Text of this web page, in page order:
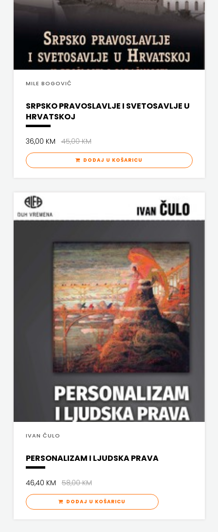
MILE BOGOVIĆ
SRPSKO PRAVOSLAVLJE I SVETOSAVLJE U
HRVATSKOJ
36,00 KM45,00 KM
DODAJ U KOŠARICU
IVAN ČULO
PERSONALIZAM I LJUDSKA PRAVA
46,40 KM58,00 KM
DODAJ U KOŠARICU